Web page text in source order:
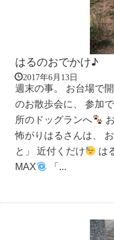
はるのおでかけ♪
2017年6月13日
週末の事。 お台場で
のお散歩会に、 参加
所のドッグランへ
怖がりはるさんは、
と」 近付くだけ
は
MAX
「...